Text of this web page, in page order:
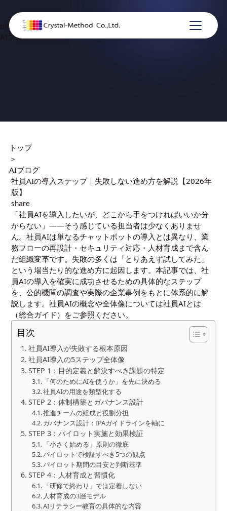
blog
AIブログ
トップ
＞
AIブログ
社員AIの導入ステップ｜失敗しない進め方を解説【2026年
版】
share
「社員AIを導入したいが、どこから手をつければいいか分
からない」——そう感じている担当者は少なくありませ
ん。社員AIは単なるチャットボットの導入とは異なり、業
務フローの再設計・セキュリティ対応・人材育成まで含ん
だ組織変革です。失敗の多くは「とりあえず試してみた」
という場当たり的な進め方に起因します。本記事では、社
員AIの導入を確実に成功させるための具体的なステップ
を、公的機関の調査や実際の企業事例をもとに体系的に解
説します。社員AIの概念や全体像については社員AIとは
（総合ガイド） をご参照ください。
目次
社員AI導入が失敗する根本原因
社員AI導入の5ステップ全体像
STEP 1：目的定義と解決すべき課題の特定
「何のためにAIを使うか」を先に決める
社員AIの用途を類型化する
STEP 2：体制構築とガバナンス設計
推進チームの組成と役割分担
ガバナンス設計：IPAガイドラインを軸に
STEP 3：パイロット実施と効果検証
「小さく始める」原則の徹底
パイロットで検証すべき5つの観点
パイロット期間の目安と判断基準
STEP 4：人材育成と習慣化
「研修で終わり」では定着しない
人材育成の3層モデル
AIリテラシー教育の具体的な内容